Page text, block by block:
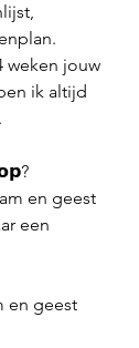
weken jouw
ik altijd
en geest
een
en geest